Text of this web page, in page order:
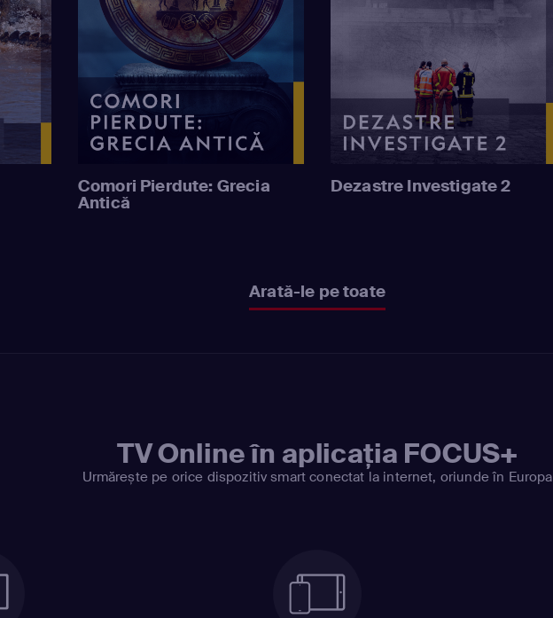
Comori Pierdute: Grecia
Antică
Dezastre Investigate 2
Arată-le pe toate
TV Online în aplicația FOCUS+
Urmărește pe orice dispozitiv smart conectat la internet, oriunde în Europa